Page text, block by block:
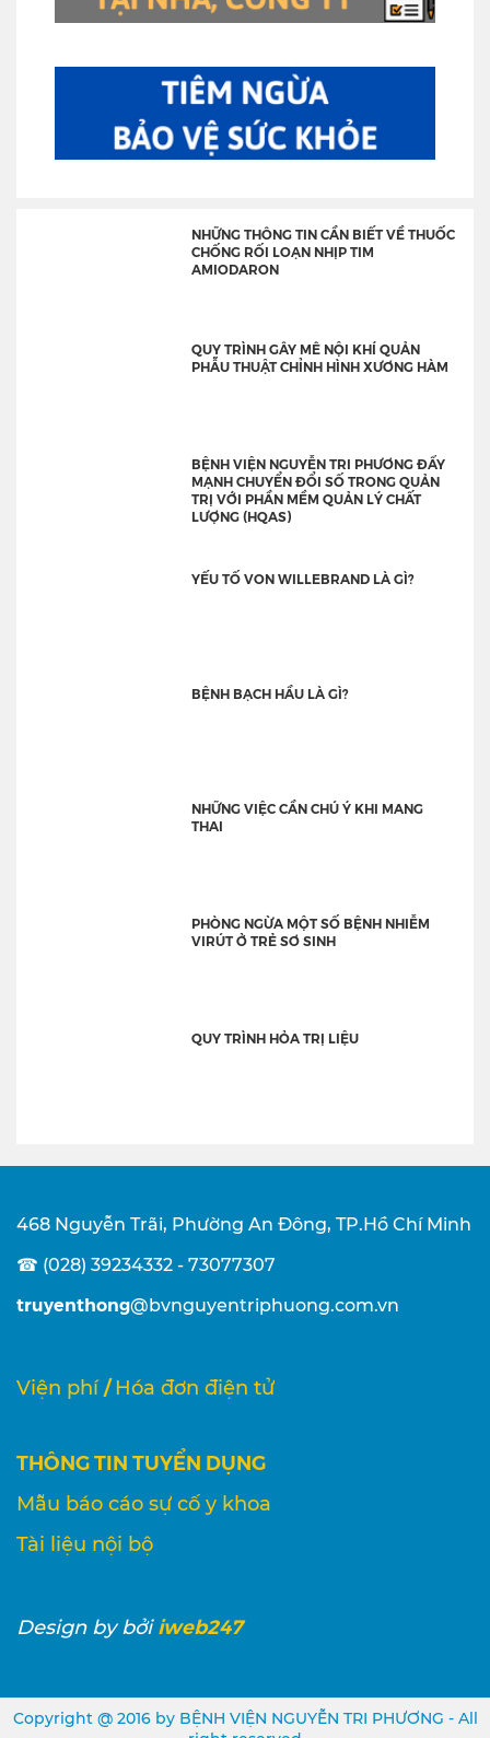
NHỮNG THÔNG TIN CẦN BIẾT VỀ THUỐC
CHỐNG RỐI LOẠN NHỊP TIM
AMIODARON
QUY TRÌNH GÂY MÊ NỘI KHÍ QUẢN
PHẪU THUẬT CHỈNH HÌNH XƯƠNG HÀM
BỆNH VIỆN NGUYỄN TRI PHƯƠNG ĐẨY
MẠNH CHUYỂN ĐỔI SỐ TRONG QUẢN
TRỊ VỚI PHẦN MỀM QUẢN LÝ CHẤT
LƯỢNG (HQAS)
YẾU TỐ VON WILLEBRAND LÀ GÌ?
BỆNH BẠCH HẦU LÀ GÌ?
NHỮNG VIỆC CẦN CHÚ Ý KHI MANG
THAI
PHÒNG NGỪA MỘT SỐ BỆNH NHIỄM
VIRÚT Ở TRẺ SƠ SINH
QUY TRÌNH HỎA TRỊ LIỆU
468 Nguyễn Trãi, Phường An Đông, TP.Hồ Chí Minh
☎ (028) 39234332 - 73077307
truyenthong@bvnguyentriphuong.com.vn
Viện phí / Hóa đơn điện tử
THÔNG TIN TUYỂN DỤNG
Mẫu báo cáo sự cố y khoa
Tài liệu nội bộ
Designby bởi iweb247
Copyright @ 2016 by BỆNH VIỆN NGUYỄN TRI PHƯƠNG - All